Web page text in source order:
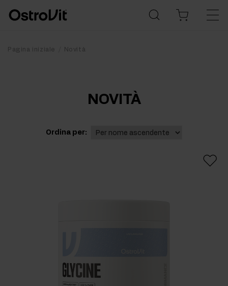
Pagina iniziale Novità
NOVITÀ
Ordina per: